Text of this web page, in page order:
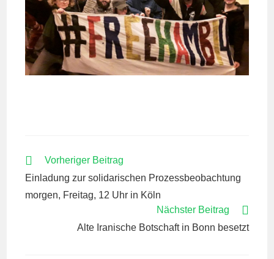
WEITERE
ANSEHEN
Vorheriger Beitrag
Einladung zur solidarischen Prozessbeobachtung
morgen, Freitag, 12 Uhr in Köln
Nächster Beitrag
Alte Iranische Botschaft in Bonn besetzt